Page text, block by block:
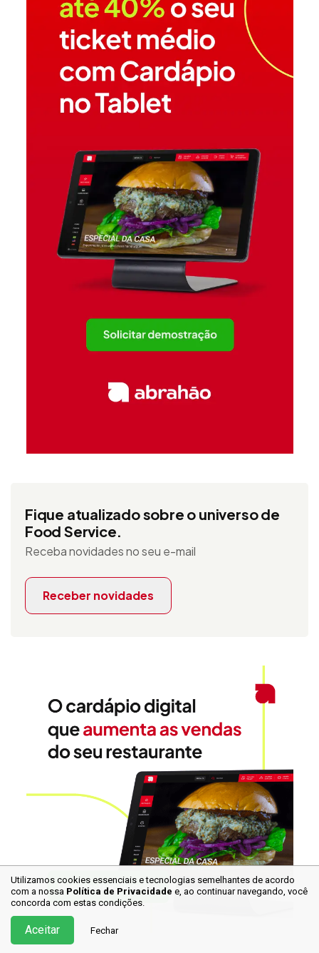
Fique atualizado sobre o universo de
Food Service.
Receba novidades no seu e-mail
Receber novidades
Utilizamos cookies essenciais e tecnologias semelhantes de acordo
com a nossa Política de Privacidade e, ao continuarnavegando, você
concorda com estas condições.
Aceitar Fechar